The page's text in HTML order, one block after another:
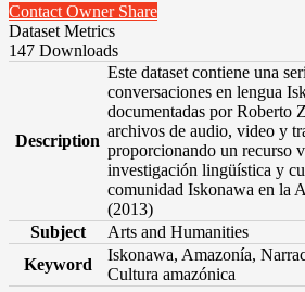
Contact Owner Share
Dataset Metrics
147 Downloads
Description
Este dataset contiene una
conversaciones en lengua
documentadas por Roberto
archivos de audio, video y
proporcionando un recurso
investigación lingüística y
comunidad Iskonawa en la
(2013)
Subject
Arts and Humanities
Keyword
Iskonawa, Amazonía,
Cultura amazónica